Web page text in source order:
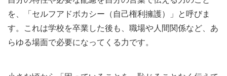
を、「セルフアドボカシー（自己権利擁護）」と呼びま
す。これは学校を卒業した後も、職場や人間関係など、あ
らゆる場面で必要になってくる力です。